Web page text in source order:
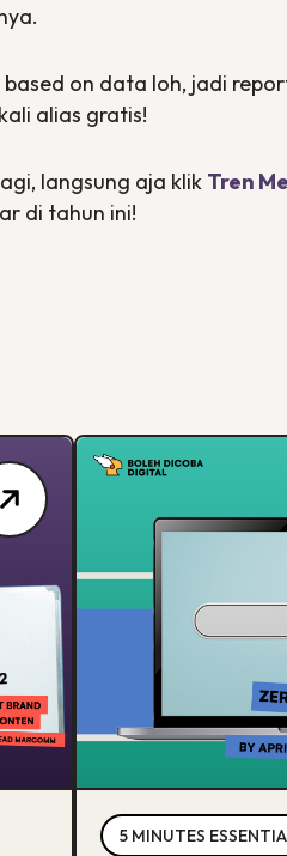
based on data loh, jadi
alias gratis!
langsung aja klik Tren
di tahun ini!
5 MINUTES